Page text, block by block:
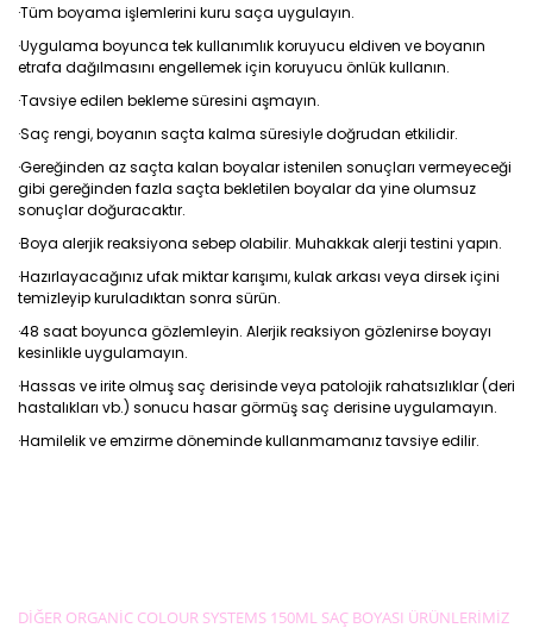
·Tüm boyama işlemlerini kuru saça uygulayın.
·Uygulama boyunca tek kullanımlık koruyucu eldiven ve boyanın
etrafa dağılmasını engellemek için koruyucu önlük kullanın.
·Tavsiye edilen bekleme süresini aşmayın.
·Saç rengi, boyanın saçta kalma süresiyle doğrudan etkilidir.
·Gereğinden az saçta kalan boyalar istenilen sonuçları vermeyeceği
gibi gereğinden fazla saçta bekletilen boyalar da yine olumsuz
sonuçlar doğuracaktır.
·Boya alerjik reaksiyona sebep olabilir. Muhakkak alerji testini yapın.
·Hazırlayacağınız ufak miktar karışımı, kulak arkası veya dirsek içini
temizleyip kuruladıktan sonra sürün.
·48 saat boyunca gözlemleyin. Alerjik reaksiyon gözlenirse boyayı
kesinlikle uygulamayın.
·Hassas ve irite olmuş saç derisinde veya patolojik rahatsızlıklar (deri
hastalıkları vb.) sonucu hasar görmüş saç derisine uygulamayın.
·Hamilelik ve emzirme döneminde kullanmamanız tavsiye edilir.
DİĞER ORGANİC COLOUR SYSTEMS 150ML SAÇ BOYASI ÜRÜNLERİMİZ